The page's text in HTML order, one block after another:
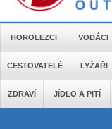
HOROLEZCI VODÁCI
CESTOVATELÉ LYŽAŘI
ZDRAVÍ JÍDLO A PITÍ